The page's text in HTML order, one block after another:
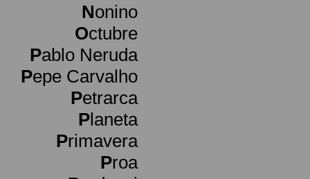
Nonino
Octubre
Pablo Neruda
Pepe Carvalho
Petrarca
Planeta
Primavera
Proa